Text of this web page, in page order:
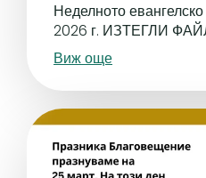
Неделното
2026 г. ИЗТЕГЛИ
Виж още